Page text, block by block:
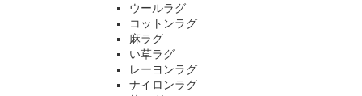
ウールラグ
コットンラグ
麻ラグ
い草ラグ
レーヨンラグ
ナイロンラグ